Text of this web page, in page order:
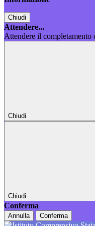
Chiudi
Attendere...
Attendere il completamento
Chiudi
Chiudi
Conferma
Annulla Conferma